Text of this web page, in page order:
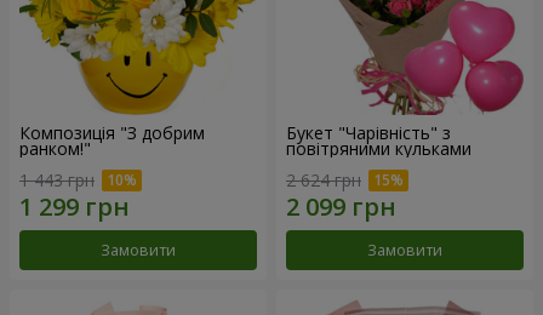
Композиція "З добрим
ранком!"
1 443 грн
Замовити
Букет "Чарівність" з
повітряними кульками
2 624 грн
Замовити